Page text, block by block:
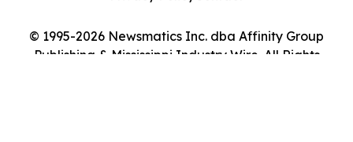
© 1995-2026 Newsmatics Inc. dba Affinity Group
Publishing & Mississippi Industry Wire. All Rights